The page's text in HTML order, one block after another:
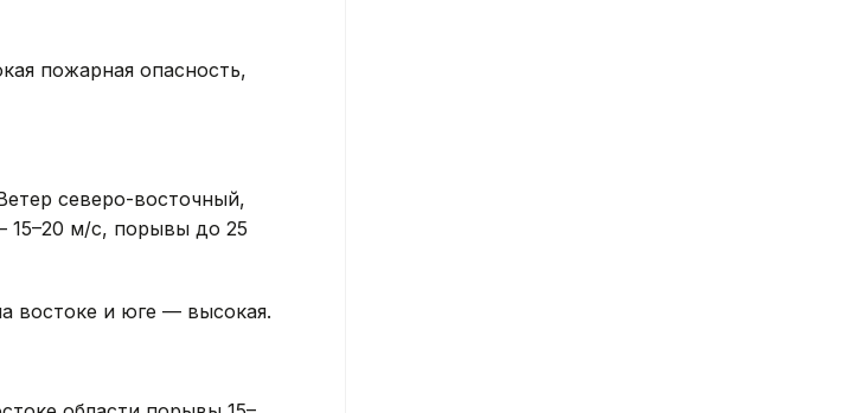
пожарная опасность,
северо-восточный,
15–20 м/с, порывы до 25
востоке и юге — высокая.